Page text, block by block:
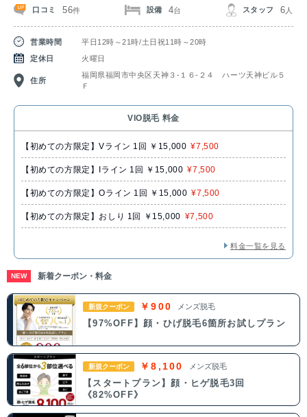
口コミ 56件 設備 4台 スタッフ 6 人
営業時間
平日12時～21時/土日祝11時～20時
定休日
火曜日
住所
福岡県福岡市中央区天神３‐１６‐２４ ハーツ天神ビル５
Ｆ
VIO脱毛 料金
【初めての方限定】Vライン 1回 ￥15,000 ¥7,500
【初めての方限定】Iライン 1回 ￥15,000 ¥7,500
【初めての方限定】Oライン 1回 ￥15,000 ¥7,500
【初めての方限定】おしり 1回 ￥15,000 ¥7,500
料金一覧を見る
NEW 新着クーポン・料金
新規クーポン ￥900 メンズ脱毛
【97%OFF】顔・ひげ脱毛6箇所お試しプラン
新規クーポン ￥8,100 メンズ脱毛
【スタートプラン】顔・ヒゲ脱毛3回
《82%OFF》